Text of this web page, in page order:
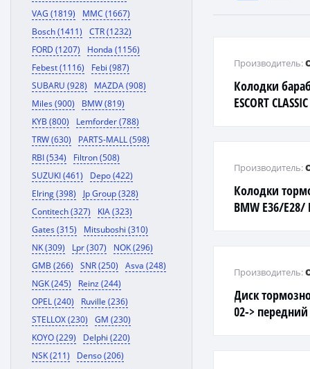
VAG (1819)
MMC (1667)
Bosch (1411)
CTR (1232)
FORD (1207)
Honda (1156)
Febest (1116)
Febi (987)
SUBARU (928)
MAZDA (908)
Miles (900)
BMW (819)
KYB (800)
Lemforder (788)
TRW (630)
PARTS-MALL (598)
RBI (534)
Filtron (508)
SUZUKI (461)
Depo (422)
Elring (398)
Jp Group (328)
Contitech (327)
KIA (323)
Gates (315)
Mitsuboshi (310)
NK (309)
Lpr (307)
NOK (296)
GMB (266)
SNR (250)
Asva (248)
NGK (245)
Reinz (244)
OPEL (240)
Ruville (236)
STELLOX (230)
GM (230)
KOYO (229)
Delphi (220)
NSK (211)
Denso (206)
Колодки
ESCORT
Производитель:
Колодки
BMW E36/E28/
Производитель:
Диск
02->
Производитель: